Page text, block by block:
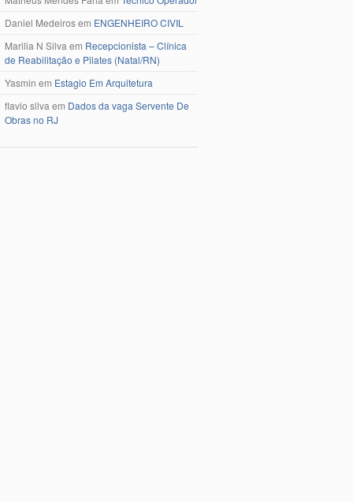
Daniel Medeirosem ENGENHEIRO CIVIL
Marilia N Silva em Recepcionista – Clínica
de Reabilitação e Pilates (Natal/RN)
Yasmin em Estagio Em Arquitetura
flavio silva em Dados da vaga Servente De
Obras no RJ